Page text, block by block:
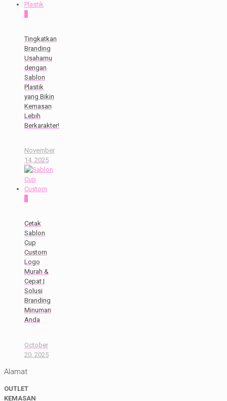
Tingkatkan
Branding
Usahamu
dengan
Sablon
Plastik
yang Bikin
Kemasan
Lebih
Berkarakter!
November
14, 2025
Cetak
Sablon
Cup
Custom
Logo
Murah &
Cepat |
Solusi
Branding
Minuman
Anda
October
20, 2025
Alamat
OUTLET
KEMASAN